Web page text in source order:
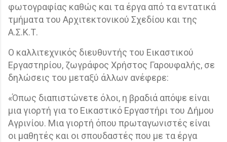
φωτογραφίας καθώς και τα έργα από τα εντατικά
τμήματα του Αρχιτεκτονικού Σχεδίου και της
Α.Σ.Κ.Τ.
Ο καλλιτεχνικός διευθυντής του Εικαστικού
Εργαστηρίου, ζωγράφος Χρήστος Γαρουφαλής, σε
δηλώσεις του μεταξύ άλλων ανέφερε:
«Όπως διαπιστώνετε όλοι, η βραδιά απόψε είναι
μια γιορτή για το Εικαστικό Εργαστήρι του Δήμου
Αγρινίου. Μια γιορτή όπου πρωταγωνιστές είναι
οι μαθητές και οι σπουδαστές που με τα έργα